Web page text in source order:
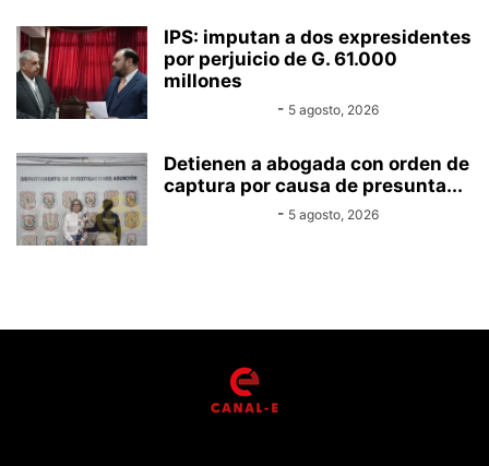
IPS: imputan a dos expresidentes
por perjuicio de G. 61.000
millones
- 5 agosto, 2026
Detienen a abogada con orden de
captura por causa de presunta...
- 5 agosto, 2026